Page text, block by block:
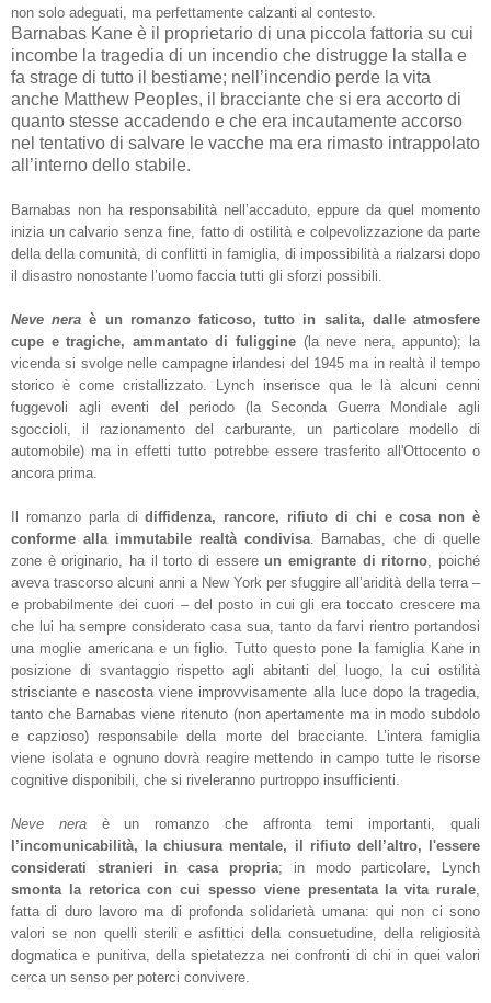
non solo adeguati, ma perfettamente calzanti al contesto
Barnabas Kane è il proprietario di una piccola fattoria su cui
incombe la tragedia di un incendio che distrugge la stalla e
fa strage di tutto il bestiame; nell’incendio perde la vita
anche Matthew Peoples, il bracciante che si era accorto di
quanto stesse accadendo e che era incautamente accorso
nel tentativo di salvare le vacche ma era rimasto intrappolato
all’interno dello stabile.
Barnabas non ha responsabilità nell’accaduto, eppure da quel momento
inizia un calvario senza fine, fatto di ostilità e colpevolizzazione da parte
della della comunità, di conflitti in famiglia, di impossibilità a rialzarsi dopo
il disastro nonostante l’uomo faccia tutti gli sforzi possibili.
Neve nera è un romanzo faticoso, tutto in salita, dalle atmosfere
cupe e tragiche, ammantato di fuliggine (la neve nera, appunto); la
vicenda si svolge nelle campagne irlandesi del 1945 ma in realtà il tempo
storico è come cristallizzato. Lynch inserisce qua le là alcuni cenni
fuggevoli agli eventi del periodo (la Seconda Guerra Mondiale agli
sgoccioli, il razionamento del carburante, un particolare modello di
automobile) ma in effetti tutto potrebbe essere trasferito all'Ottocento o
ancora prima.
Il romanzo parla didiffidenza, rancore, rifiuto di chi e cosa non è
conforme alla immutabile realtà condivisa. Barnabas, che di quelle
zone è originario, ha il torto di essereun emigrante di ritorno , poiché
aveva trascorso alcuni anni a New York per sfuggire all’aridità della terra –
e probabilmente dei cuori – del posto in cui gli era toccato crescere ma
che lui ha sempre considerato casa sua, tanto da farvi rientro portandosi
una moglie americana e un figlio. Tutto questo pone la famiglia Kane in
posizione di svantaggio rispetto agli abitanti del luogo, la cui ostilità
strisciante e nascosta viene improvvisamente alla luce dopo la tragedia,
tanto che Barnabas viene ritenuto (non apertamente ma in modo subdolo
e capzioso) responsabile della morte del bracciante. L’intera famiglia
viene isolata e ognuno dovrà reagire mettendo in campo tutte le risorse
cognitive disponibili, che si riveleranno purtroppo insufficienti.
Neve neraè un romanzo che affronta temi importanti, quali
l’incomunicabilità, la chiusura mentale, il rifiuto dell’altro, l'essere
considerati stranieri in casa propria; in modo particolare, Lynch
smonta la retorica con cui spesso viene presentata la vita rurale
fatta di duro lavoro ma di profonda solidarietà umana: qui non ci sono
valori se non quelli sterili e asfittici della consuetudine, della religiosità
dogmatica e punitiva, della spietatezza nei confronti di chi in quei valori
cerca un senso per poterci convivere.